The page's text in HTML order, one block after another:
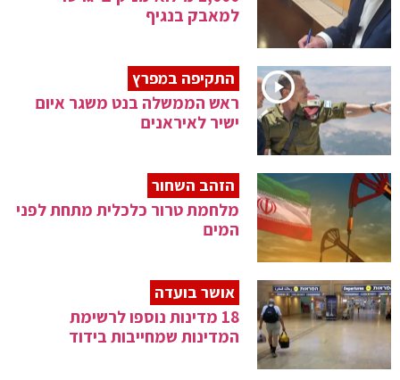
למאבק בנגיף
התקיפה במפרץ
ראש הממשלה בנט משגר איום
ישיר לאיראנים
הזהב השחור
מלחמת טרור כלכלית מתחת לפני
המים
אושר בועדה
18 מדינות נוספו לרשימת
המדינות שמחייבות בידוד